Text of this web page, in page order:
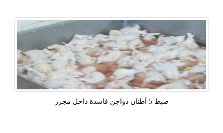
ضبط 5 أطنان دواجن فاسدة داخل مجزر